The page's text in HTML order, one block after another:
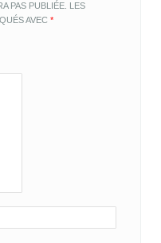
PAS PUBLIÉE. LES
AVEC*